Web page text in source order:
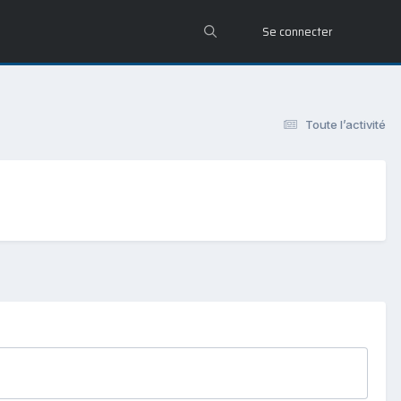
Se connecter
Toute l’activité